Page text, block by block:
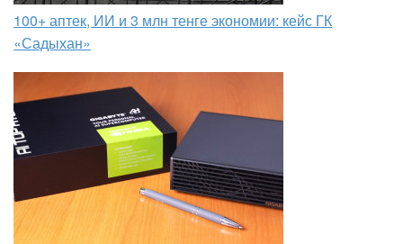
100+ аптек, ИИ и 3 млн тенге экономии: кейс ГК
«Садыхан»